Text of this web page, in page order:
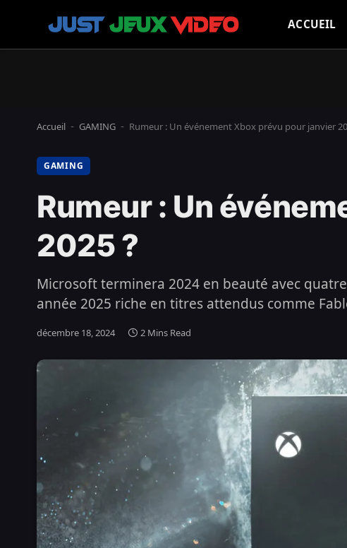
ACCUEIL
Accueil - GAMING - Rumeur : Un événement Xbox prévu pour janvier
GAMING
Rumeur : Un
2025 ?
Microsoft terminera 2024 en beauté avec
année 2025 riche en titres attendus comme
décembre 18, 2024 2 Mins Read